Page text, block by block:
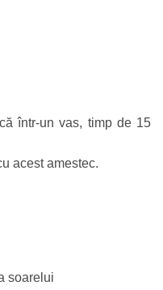
într-un vas, timp de 15
acest amestec.
soarelui